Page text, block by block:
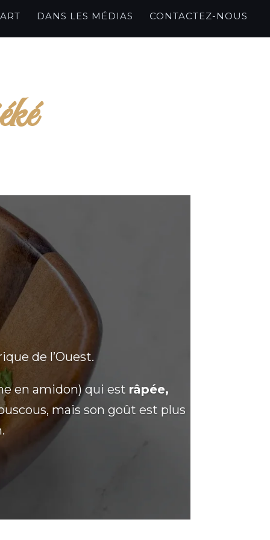
DANS LES MÉDIAS CONTACTEZ-NOUS
de l’Ouest.
en amidon) qui est râpée,
mais son goût est plus